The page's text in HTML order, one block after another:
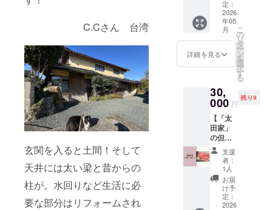
C.Cさん 台湾
玄関を入ると土間！そして
天井には太い梁と昔からの
柱が。水回りなど生活に必
要な部分はリフォームされ
ん粉
（国内
造）、
植物油
脂、ね
ぎ（岩
ぎ）、
食塩、
たん白
加水分
解物、
唐辛
子、デ
キスト
リン、
かつお
エキ
ス、酵
母エキ
い。
（12歳
以下の
子ども
できま
せ
ある11
月以降
の開催
となり
ます。
※基本的
に、現
地にて
集合・
解散と
なりま
す（場
を送ら
せてい
ただき
ます。
・備考
欄に住
をご記
載くだ
さい。
「Eメー
ルで
送って
ほし
い。」
という
方は、
その旨
を備考
宿泊可
能日
数：１
泊2日
・お部
屋の概
の数：
布団5組
につい
て：お
食事の
提供は
ありま
せん。
キッチ
ンや調
理器具
があ
ガイド
が竹田
城をご
案内い
たしま
す。 素
晴らし
城を愛
犬とぜ
ひお楽
しみく
ださ
い。 ※
わん
ちゃん
がいな
くても
お申し
込み可
能で
定：
2026
年05
月
詳細を見る
こ
の
リ
タ
ー
ン
を
選
択
す
る
30,
000 円
残り9
【「太
田家」
の但馬
牛、す
き焼
き・焼
肉セッ
ト】 地
元但馬
の自社
支援
者：
1人
お届
け予
定：
2026